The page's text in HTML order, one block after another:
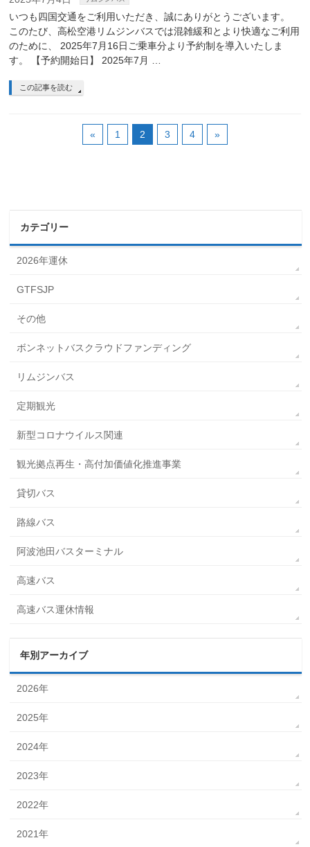
いつも四国交通をご利用いただき、誠にありがとうございます。
このたび、高松空港リムジンバスでは混雑緩和とより快適なご利用
のために、 2025年7月16日ご乗車分より予約制を導入いたしま
す。 【予約開始日】 2025年7月 …
この記事を読む
« 1 2 3 4 »
カテゴリー
2026年運休
GTFSJP
その他
ボンネットバスクラウドファンディング
リムジンバス
定期観光
新型コロナウイルス関連
観光拠点再生・高付加価値化推進事業
貸切バス
路線バス
阿波池田バスターミナル
高速バス
高速バス運休情報
年別アーカイブ
2026年
2025年
2024年
2023年
2022年
2021年